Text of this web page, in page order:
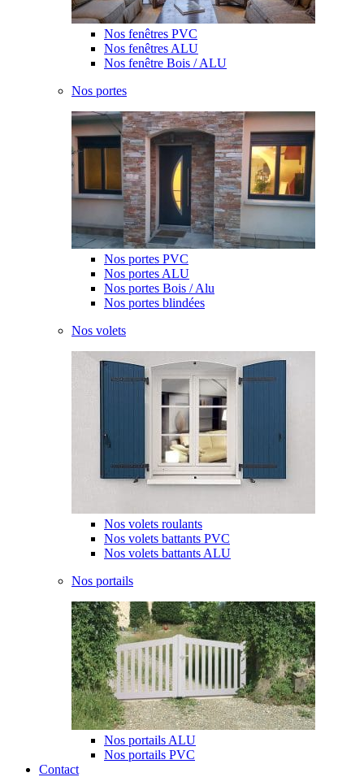
Nos fenêtres PVC
Nos fenêtres ALU
Nos fenêtre Bois / ALU
Nos portes
Nos portes PVC
Nos portes ALU
Nos portes Bois / Alu
Nos portes blindées
Nos volets
Nos volets roulants
Nos volets battants PVC
Nos volets battants ALU
Nos portails
Nos portails ALU
Nos portails PVC
Contact